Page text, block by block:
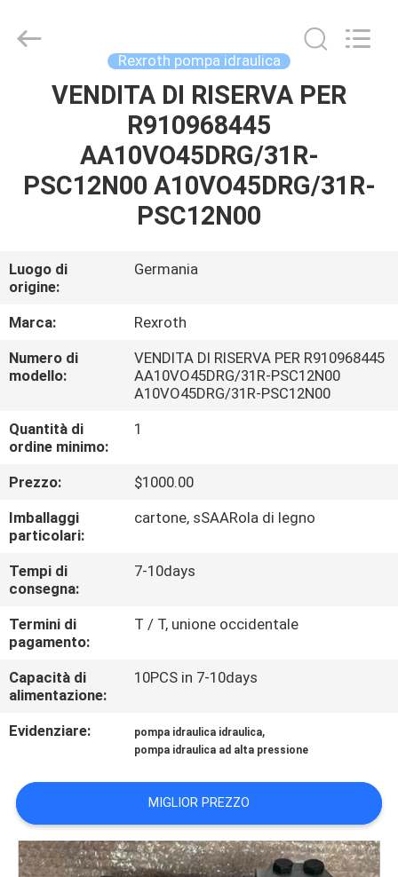
CASA
PRODOTTI
GIRO
DELLA
FABBRICA
DI
QUALITÀ
CONTATTICI
RICHIEDA
UNA
CITAZIONE
MAPPA
DEL
PRIVACY
POLICY
Electronic
Limited.
Rexroth pompa idraulica
VENDITA DI RISERVA PER
R910968445
AA10VO45DRG/31R-
PSC12N00 A10VO45DRG/31R-
PSC12N00
Luogo di
origine:
Germania
Marca:
Rexroth
Numero di
modello:
VENDITA DI RISERVA PER R910968445
AA10VO45DRG/31R-PSC12N00
A10VO45DRG/31R-PSC12N00
Quantità di
ordine minimo:
1
Prezzo:
$1000.00
Imballaggi
particolari:
cartone, sSAARola di legno
Tempi di
consegna:
7-10days
Termini di
pagamento:
T / T, unione occidentale
Capacità di
alimentazione:
10PCS in 7-10days
Evidenziare: pompa idraulica idraulica,
pompa idraulica ad alta pressione
MIGLIOR PREZZO